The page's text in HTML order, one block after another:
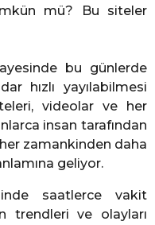
mü? Bu siteler
bu günlerde
hızlı yayılabilmesi
videolar ve her
insan tarafından
zamankinden daha
geliyor.
saatlerce vakit
trendleri ve olayları